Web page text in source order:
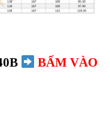
BẤM VÀO